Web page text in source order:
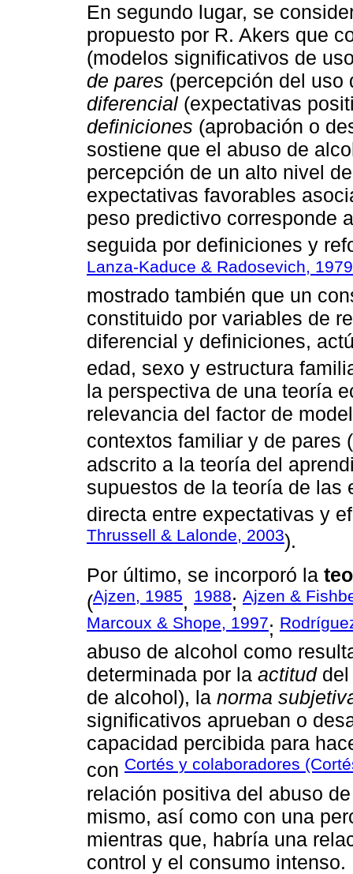
En segundo lugar, se
propuesto por R. Akers que
(modelos significativos de
de pares (percepción del
diferencial (expectativas
definiciones (aprobación o
sostiene que el abuso de
percepción de un alto nivel
expectativas favorables
peso predictivo corresponde
seguida por definiciones y
Lanza-Kaduce & Radosevich, 1979
mostrado también que un
constituido por variables de
diferencial y definiciones,
edad, sexo y estructura
la perspectiva de una teoría
relevancia del factor de
contextos familiar y de pares (
adscrito a la teoría del
supuestos de la teoría de las
directa entre expectativas y
Thrussell & Lalonde, 2003).
Por último, se incorporó la
(Ajzen, 1985, 1988; Ajzen &
Marcoux & Shope, 1997;
abuso de alcohol como
determinada por la actituddel
de alcohol), la norma
significativos aprueban o
capacidad percibida para
con Cortés y colaboradores
relación positiva del abuso
mismo, así como con una
mientras que, habría una
control y el consumo intenso.